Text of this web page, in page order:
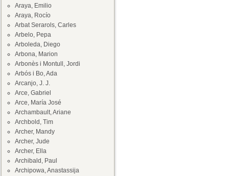
Araya, Emilio
Araya, Rocío
Arbat Serarols, Carles
Arbelo, Pepa
Arboleda, Diego
Arbona, Marion
Arbonès i Montull, Jordi
Arbós i Bo, Ada
Arcanjo, J. J.
Arce, Gabriel
Arce, María José
Archambault, Ariane
Archbold, Tim
Archer, Mandy
Archer, Jude
Archer, Ella
Archibald, Paul
Archipowa, Anastassija